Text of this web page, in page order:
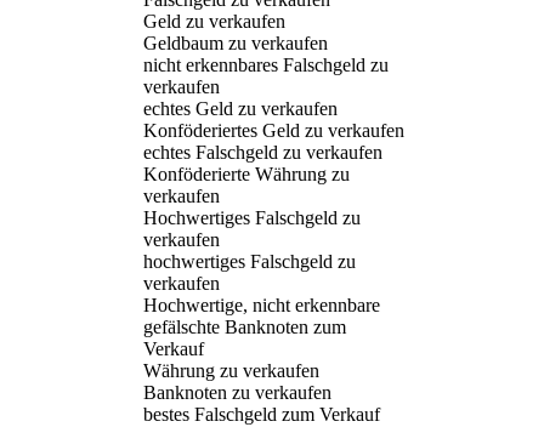
Geld zu verkaufen
Geldbaum zu verkaufen
nicht erkennbares Falschgeld zu
verkaufen
echtes Geld zu verkaufen
Konföderiertes Geld zu verkaufen
echtes Falschgeld zu verkaufen
Konföderierte Währung zu
verkaufen
Hochwertiges Falschgeld zu
verkaufen
hochwertiges Falschgeld zu
verkaufen
Hochwertige, nicht erkennbare
gefälschte Banknoten zum
Verkauf
Währung zu verkaufen
Banknoten zu verkaufen
bestes Falschgeld zum Verkauf